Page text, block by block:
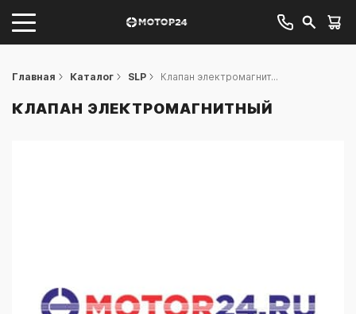
Главная Каталог SLP Клапан электромагнит...
КЛАПАН ЭЛЕКТРОМАГНИТНЫЙ